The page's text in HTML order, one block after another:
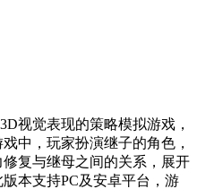
视觉表现的策略模拟游戏，
中，玩家扮演继子的角色，
复与继母之间的关系，展开
本支持PC及安卓平台，游